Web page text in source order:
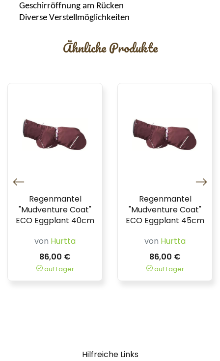
Geschirröffnung am Rücken
Diverse Verstellmöglichkeiten
Ähnliche Produkte
Regenmantel
"Mudventure Coat"
ECO Eggplant 40cm
von Hurtta
86,00 €
auf Lager
Regenmantel
"Mudventure Coat"
ECO Eggplant 45cm
von Hurtta
86,00 €
auf Lager
Hilfreiche Links